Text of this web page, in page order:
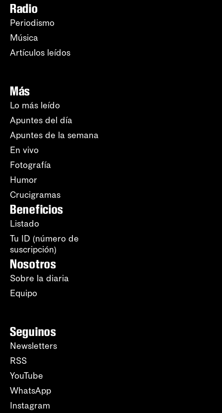
Radio
Periodismo
Música
Artículos leídos
Más
Lo más leído
Apuntes del día
Apuntes de la semana
En vivo
Fotografía
Humor
Crucigramas
Beneficios
Listado
Tu ID (número de
suscripción)
Nosotros
Sobre la diaria
Equipo
Seguinos
Newsletters
RSS
YouTube
WhatsApp
Instagram